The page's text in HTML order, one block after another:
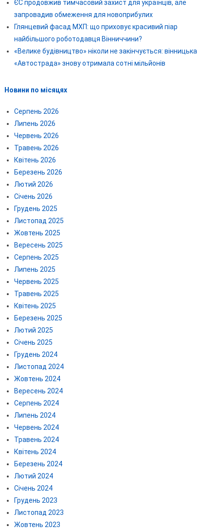
ЄС продовжив тимчасовий захист для українців, але
запровадив обмеження для новоприбулих
Глянцевий фасад МХП: що приховує красивий піар
найбільшого роботодавця Вінниччини?
«Велике будівництво» ніколи не закінчується: вінницька
«Автострада» знову отримала сотні мільйонів
Новини по місяцях
Серпень 2026
Липень 2026
Червень 2026
Травень 2026
Квітень 2026
Березень 2026
Лютий 2026
Січень 2026
Грудень 2025
Листопад 2025
Жовтень 2025
Вересень 2025
Серпень 2025
Липень 2025
Червень 2025
Травень 2025
Квітень 2025
Березень 2025
Лютий 2025
Січень 2025
Грудень 2024
Листопад 2024
Жовтень 2024
Вересень 2024
Серпень 2024
Липень 2024
Червень 2024
Травень 2024
Квітень 2024
Березень 2024
Лютий 2024
Січень 2024
Грудень 2023
Листопад 2023
Жовтень 2023